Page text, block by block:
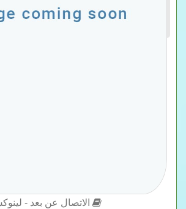
الاتصال عن بعد -